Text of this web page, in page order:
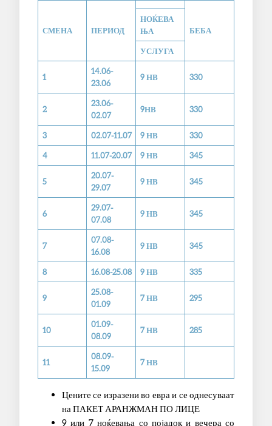
СМЕНА ПЕРИОД БЕБА
НОЌЕВА
ЊА
УСЛУГА
1
14.06-
23.06
9 НВ 330
2
23.06-
02.07
9НВ 330
3 02.07-11.07 9 НВ 330
4 11.07-20.07 9 НВ 345
5
20.07-
29.07
9 НВ 345
6
29.07-
07.08
9 НВ 345
7
07.08-
16.08
9 НВ 345
8 16.08-25.08 9 НВ 335
9
25.08-
01.09
7 НВ 295
10
01.09-
08.09
7 НВ 285
11
08.09-
15.09
7 НВ
Цените се изразени во евра и се однесуваат
на ПАКЕТ АРАНЖМАН ПО ЛИЦЕ
9 или 7 ноќевања со појадок и вечера со